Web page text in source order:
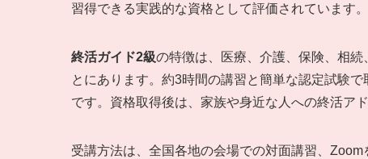
習得できる実践的な資格として評価されています。
終活ガイド2級の特徴は、医療、介護、保険、相
とにあります。約3時間の講習と簡単な認定試験
です。資格取得後は、家族や身近な人への終活ア
受講方法は、全国各地の会場での対面講習、